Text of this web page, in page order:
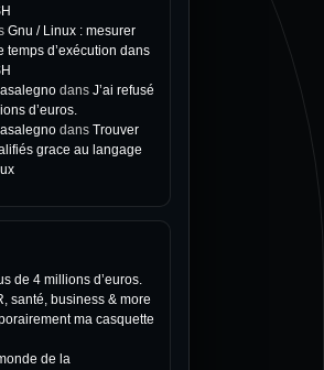
Gnu / Linux : mesurer
temps d’exécution dans
dans J’ai refusé
d’euros.
dans Trouver
grace au langage
de 4 millions d’euros.
santé, business & more
ma casquette
de la